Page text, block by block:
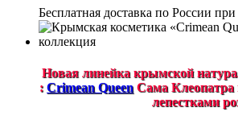
Бесплатная доставка по России при
Новая линейка крымской
: Crimean Queen Сама
лепестками